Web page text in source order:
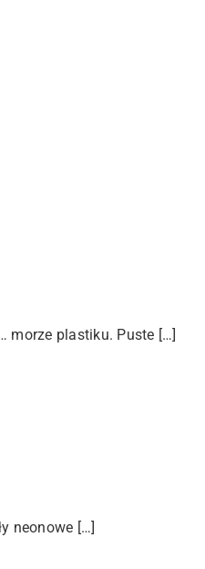
morze plastiku. Puste […]
neonowe […]